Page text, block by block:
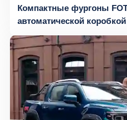
Компактные фургоны
автоматической
настоящим
рынке уже в первый